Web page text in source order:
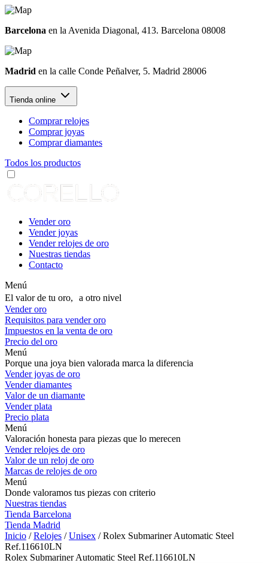
Barcelona en la Avenida Diagonal, 413. Barcelona 08008
Madrid en la calle Conde Peñalver, 5. Madrid 28006
Tienda online
Comprar relojes
Comprar joyas
Comprar diamantes
Todos los productos
Vender oro
Vender joyas
Vender relojes de oro
Nuestras tiendas
Contacto
Menú
El valor de tu oro, a otro nivel
Vender oro
Requisitos para vender oro
Impuestos en la venta de oro
Precio del oro
Menú
Porque una joya bien valorada marca la diferencia
Vender joyas de oro
Vender diamantes
Valor de un diamante
Vender plata
Precio plata
Menú
Valoración honesta para piezas que lo merecen
Vender relojes de oro
Valor de un reloj de oro
Marcas de relojes de oro
Menú
Donde valoramos tus piezas con criterio
Nuestras tiendas
Tienda Barcelona
Tienda Madrid
Inicio /Relojes /Unisex / Rolex Submariner Automatic Steel
Ref.116610LN
Rolex Submariner Automatic Steel Ref.116610LN